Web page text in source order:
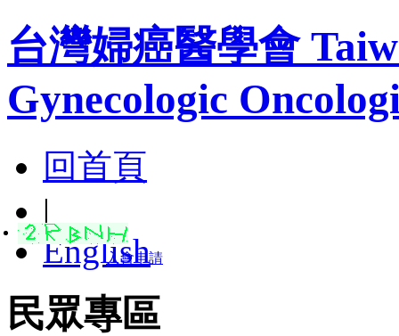
台灣婦癌醫學會
Gynecologic
回首頁
|
English
民眾專區
入會申請